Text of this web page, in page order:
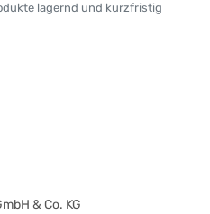
lagernd und kurzfristig
& Co. KG